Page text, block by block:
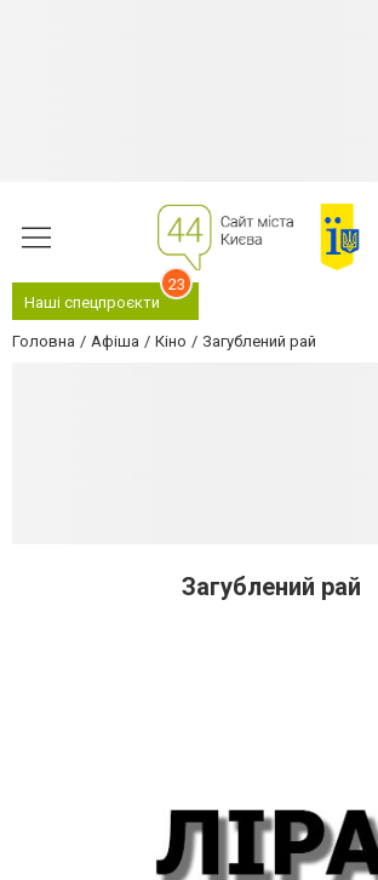
Наші спецпроєкти
23
Головна Афіша Кіно Загублений рай
Загублений рай